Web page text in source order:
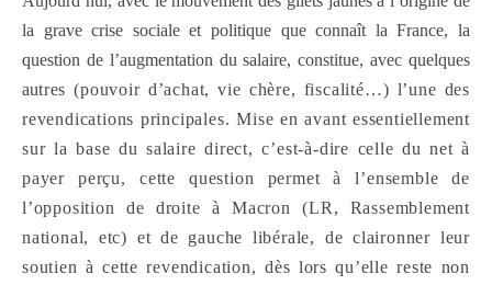
la grave crise sociale et politique que connaît la France, la
question de l’augmentation du salaire, constitue, avec quelques
autres (pouvoir d’achat, vie chère, fiscalité…) l’une des
revendications principales. Mise en avant essentiellement
sur la base du salaire direct, c’est-à-dire celle du net à
payer perçu, cette question permet à l’ensemble de
l’opposition de droite à Macron (LR, Rassemblement
national, etc) et de gauche libérale, de claironner leur
soutien à cette revendication, dès lors qu’elle reste non